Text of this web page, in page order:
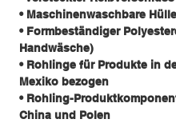
• Maschinenwaschbare Hülle
• Formbeständiger
Handwäsche)
• Rohlinge für Produkte in
Mexiko bezogen
• Rohling-
China und Polen